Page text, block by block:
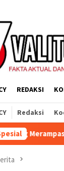
REDAKSI
Redaksi
Tanah Dan